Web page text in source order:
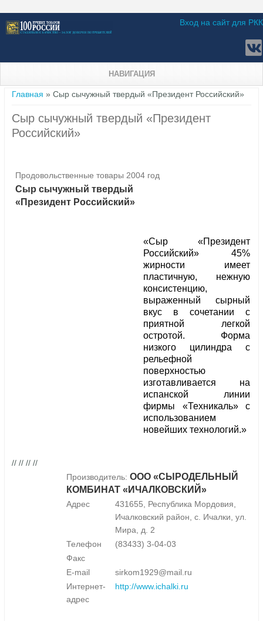
Вход на сайт для РКК
НАВИГАЦИЯ
Вы здесь
Главная » Сыр сычужный твердый «Президент Российский»
Сыр сычужный твердый «Президент
Российский»
Продовольственные товары 2004 год
Сыр сычужный твердый
«Президент Российский»
«Сыр «Президент
Российский» 45%
жирности имеет
пластичную, нежную
консистенцию,
выраженный сырный
вкус в сочетании с
приятной легкой
остротой. Форма
низкого цилиндра с
рельефной
поверхностью
изготавливается на
испанской линии
фирмы «Техникаль» с
использованием
новейших технологий.»
// // // //
Производитель: ООО «СЫРОДЕЛЬНЫЙ
КОМБИНАТ «ИЧАЛКОВСКИЙ»
Адрес
431655, Республика Мордовия,
Ичалковский район, с. Ичалки, ул.
Мира, д. 2
Телефон
(83433) 3-04-03
Факс
E-mail
sirkom1929@mail.ru
Интернет-
адрес
http://www.ichalki.ru